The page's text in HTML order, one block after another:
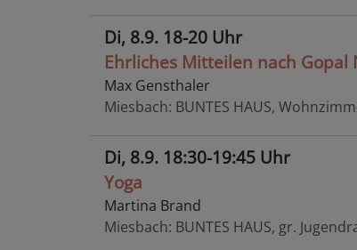
Di, 8.9. 18-20 Uhr
Ehrliches Mitteilen nach Gopal
Max Gensthaler
Miesbach BUNTES HAUS,
Di, 8.9. 18:30-19:45 Uhr
Yoga
Martina Brand
Miesbach BUNTES HAUS, gr.